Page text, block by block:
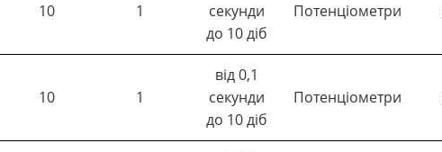
10 1
секунди
до 10 діб
Потенціометри
10 1
від 0,1
секунди
до 10 діб
Потенціометри